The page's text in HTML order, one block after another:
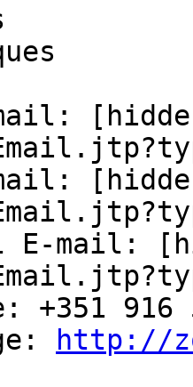
E-mail:
+351 916
http://